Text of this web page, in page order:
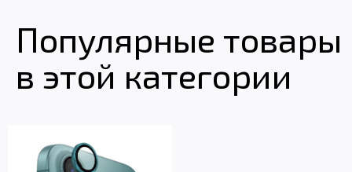
Популярные товары
в этой категории